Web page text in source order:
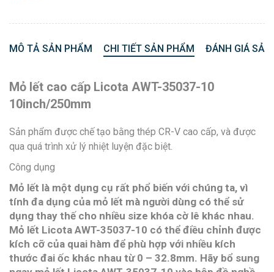
MÔ TẢ SẢN PHẨM CHI TIẾT SẢN PHẨM ĐÁNH GIÁ
Mỏ lết cao cấp Licota AWT-35037-10
10inch/250mm
Sản phẩm được chế tạo bằng thép CR-V cao cấp, và được
qua quá trình xử lý nhiệt luyện đặc biệt.
Công dụng
Mỏ lết là một dụng cụ rất phổ biến với chúng ta, vì
tính đa dụng của mỏ lết mà người dùng có thể sử
dụng thay thế cho nhiều size khóa cờ lê khác nhau.
Mỏ lết Licota AWT-35037-10 có thể điều chỉnh được
kích cỡ của quai hàm để phù hợp với nhiều kích
thước đai ốc khác nhau từ 0 – 32.8mm. Hãy bổ sung